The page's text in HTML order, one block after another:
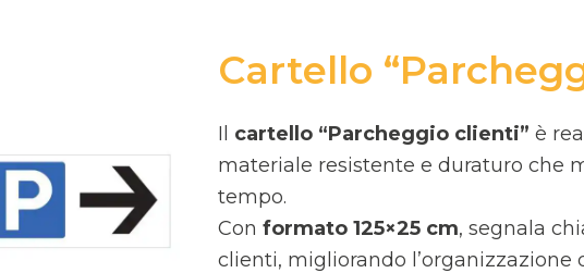
Cartello
Il cartello “Parcheggio clienti” è
materiale resistente e duraturo che
tempo.
Con formato 125×25 cm, segnala
clienti, migliorando l’organizzazione